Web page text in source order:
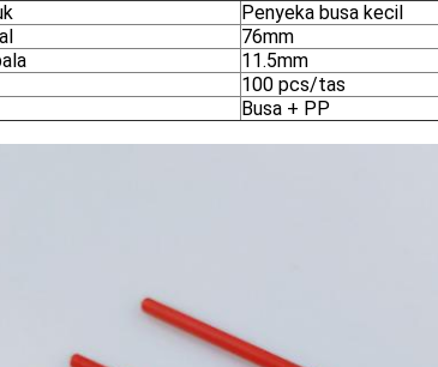
Penyeka busa kecil
76mm
11.5mm
100 pcs/tas
Busa + PP